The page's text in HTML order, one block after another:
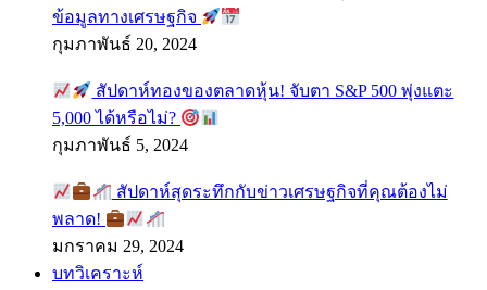
ข้อมูลทางเศรษฐกิจ
กุมภาพันธ์ 20, 2024
สัปดาห์ทองของตลาดหุ้น! จับตา S&P 500 พุ่งแตะ
5,000 ได้หรือไม่?
กุมภาพันธ์ 5, 2024
สัปดาห์สุดระทึกกับข่าวเศรษฐกิจที่คุณต้องไม่
พลาด!
มกราคม 29, 2024
บทวิเคราะห์